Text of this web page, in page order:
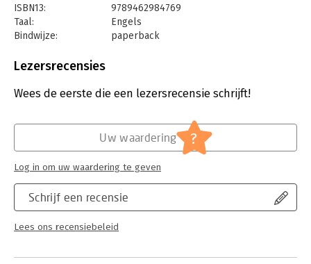
ISBN13:
9789462984769
Taal:
Engels
Bindwijze:
paperback
Druk:
Lezersrecensies
Wees de eerste die een lezersrecensie schrijft!
Schrijf een recensie
Lees ons recensiebeleid
Uw waardering ?
Log in om uw waardering te geven